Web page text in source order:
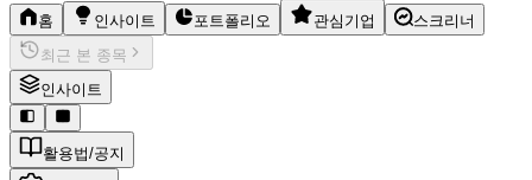
홈 인사이트 포트폴리오 관심기업
스크리너
최근 본 종목
인사이트
활용법/공지